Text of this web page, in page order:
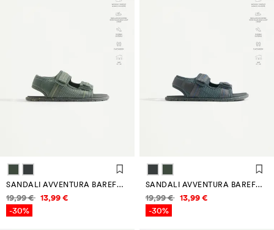
SANDALI AVVENTURA BAREFOOT
Informazioni sui prezzi
19,99 € 13,99 €
-30%
SANDALI AVVENTURA BAREFOOT
Informazioni sui prezzi
19,99 € 13,99 €
-30%